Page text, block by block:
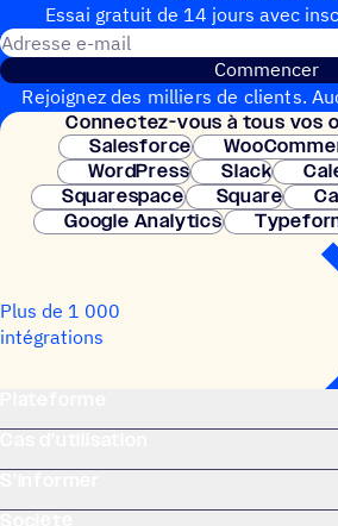
Essai gratuit de 14 jours avec
Commencer
Rejoignez des milliers de clients.
nécessaire. Configuration
Connec­tez-vous à tous vos
Salesforce
WordPress
Slack
Squarespace
Square
Google Analytics
Plus de 1 000
intégrations